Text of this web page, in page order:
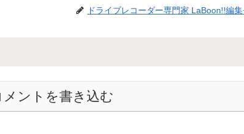
ドライブレコーダー専門家 LaBoon!!編
メントを書き込む